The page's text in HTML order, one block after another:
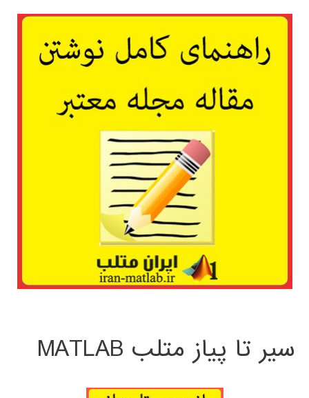
سیر تا پیاز متلب MATLAB